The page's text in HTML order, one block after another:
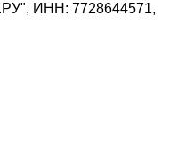
ИНН: 7728644571,